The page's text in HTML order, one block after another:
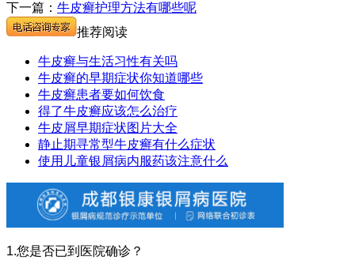
下一篇： 牛皮癣护理方法有哪些呢
推荐阅读
牛皮癣与生活习性有关吗
牛皮癣的早期症状你知道哪些
牛皮癣患者要如何饮食
得了牛皮癣应该怎么治疗
牛皮屑早期症状图片大全
静止期寻常型牛皮癣有什么症状
使用儿童银屑病内服药该注意什么
1.您是否已到医院确诊？